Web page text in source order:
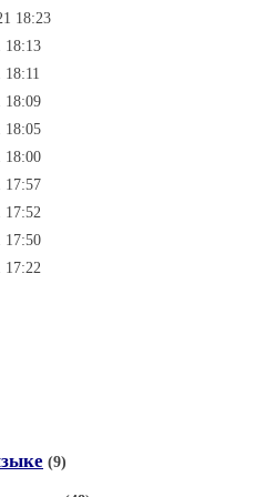
18:23
18:13
18:09
18:05
18:00
17:57
17:50
(9)